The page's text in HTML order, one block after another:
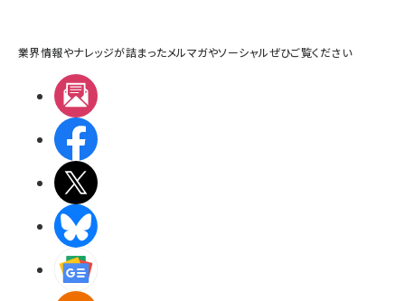
業界情報やナレッジが詰まったメルマガやソーシャルぜひご覧ください